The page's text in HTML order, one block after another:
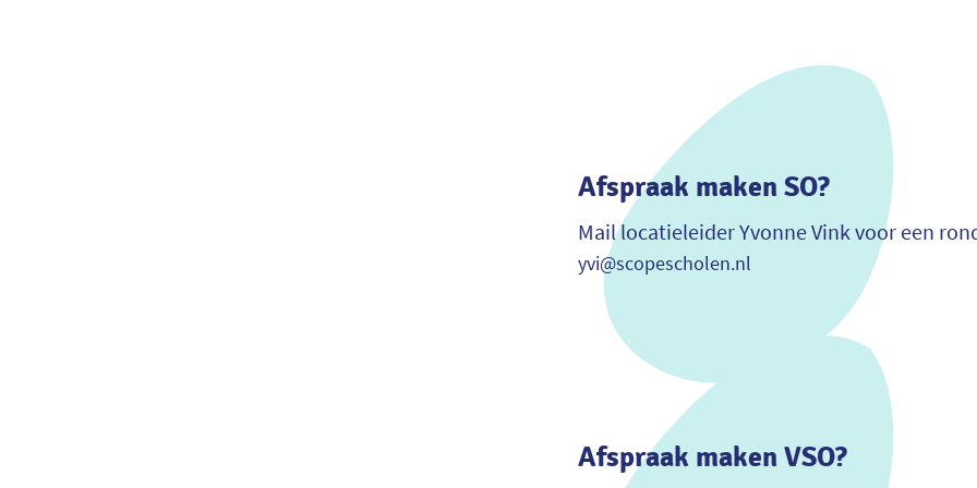
Afspraak maken SO?
Mail locatieleider Yvonne Vink voor een
yvi@scopescholen.nl
Afspraak maken VSO?